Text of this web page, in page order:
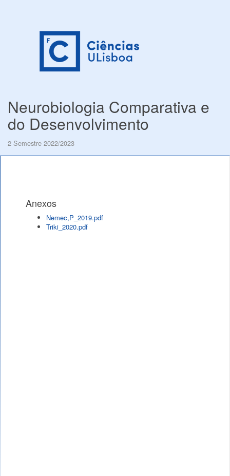
Neurobiologia Comparativa e
do Desenvolvimento
2 Semestre 2022/2023
Anexos
Nemec,P_2019.pdf
Triki_2020.pdf